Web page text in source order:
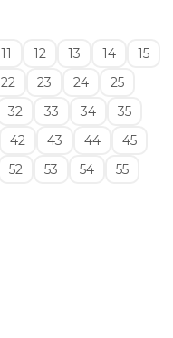
11 12 13 14
15
22 23 24
25
32 33 34
35
42 43 44
45
52 53 54
55